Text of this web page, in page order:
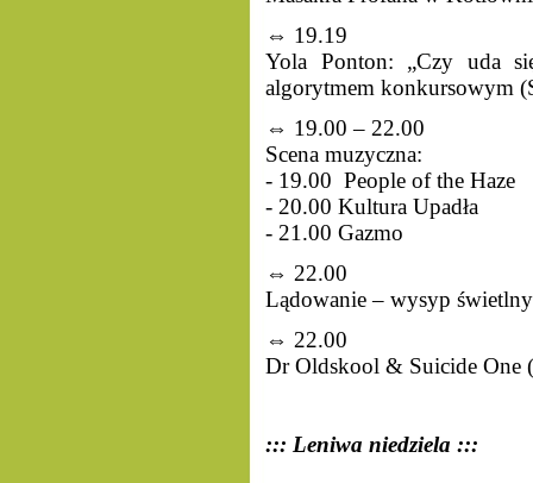
⇔ 19.19
Yola Ponton: „Czy uda
algorytmem konkursowym
⇔ 19.00 – 22.00
Scena muzyczna:
- 19.00 People of the Haze
- 20.00 Kultura Upadła
- 21.00 Gazmo
⇔ 22.00
Lądowanie – wysyp
⇔ 22.00
Dr Oldskool & Suicide One
::: Leniwa niedziela :::